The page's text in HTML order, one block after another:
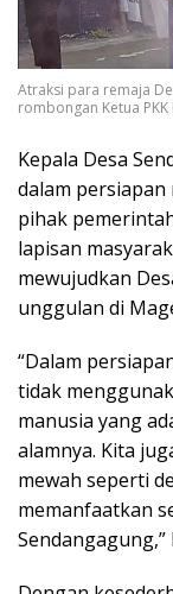
Atraksi para remaja
rombongan Ketua
Kepala Desa
dalam persiapan
pihak
lapisan
mewujudkan
unggulan di
“Dalam
tidak
manusia yang
alamnya. Kita
mewah seperti
memanfaatkan